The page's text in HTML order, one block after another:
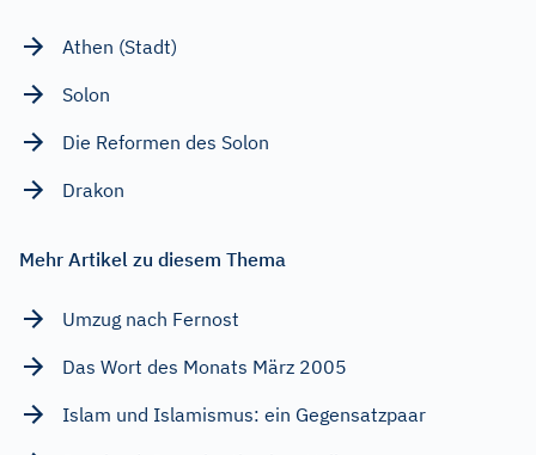
Athen (Stadt)
Solon
Die Reformen des Solon
Drakon
Mehr Artikel zu diesem Thema
Umzug nach Fernost
Das Wort des Monats März 2005
Islam und Islamismus: ein Gegensatzpaar